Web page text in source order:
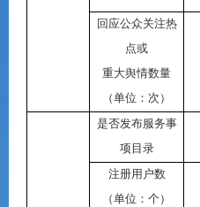
回应公众关注热
点或
重大舆情数量
（单位：次）
是否发布服务事
项目录
注册用户数
（单位：个）